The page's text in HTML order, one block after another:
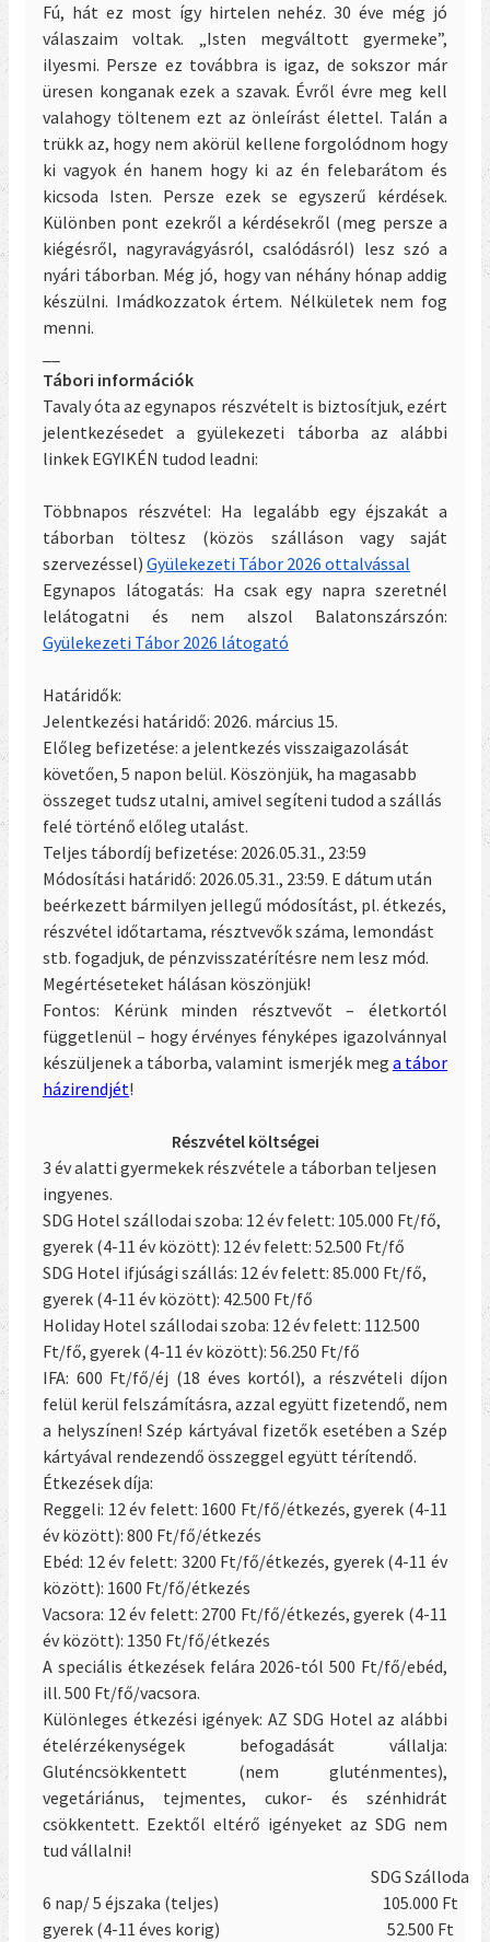
Fú, hát ez most így hirtelen nehéz. 30 éve még jó
válaszaim voltak. „Isten megváltott gyermeke”,
ilyesmi. Persze ez továbbra is igaz, de sokszor már
üresen konganak ezek a szavak. Évről évre meg kell
valahogy töltenem ezt az önleírást élettel. Talán a
trükk az, hogy nem akörül kellene forgolódnom hogy
ki vagyok én hanem hogy ki az én felebarátom és
kicsoda Isten. Persze ezek se egyszerű kérdések.
Különben pont ezekről a kérdésekről (meg persze a
kiégésről, nagyravágyásról, csalódásról) lesz szó a
nyári táborban. Még jó, hogy van néhány hónap addig
készülni. Imádkozzatok értem. Nélkületek nem fog
menni.
Tábori információk
Tavaly óta az egynapos részvételt is biztosítjuk, ezért
jelentkezésedet a gyülekezeti táborba az alábbi
linkek EGYIKÉN tudod leadni:
Többnapos részvétel: Ha legalább egy éjszakát a
táborban töltesz (közös szálláson vagy saját
szervezéssel) Gyülekezeti Tábor 2026 ottalvással
Egynapos látogatás: Ha csak egy napra szeretnél
lelátogatni és nem alszol Balatonszárszón:
Gyülekezeti Tábor 2026 látogató
Határidők:
Jelentkezési határidő: 2026. március 15.
Előleg befizetése: a jelentkezés visszaigazolását
követően, 5 napon belül. Köszönjük, ha magasabb
összeget tudsz utalni, amivel segíteni tudod a szállás
felé történő előleg utalást.
Teljes tábordíj befizetése: 2026.05.31., 23:59
Módosítási határidő: 2026.05.31., 23:59. E dátum után
beérkezett bármilyen jellegű módosítást, pl. étkezés,
részvétel időtartama, résztvevők száma, lemondást
stb. fogadjuk, de pénzvisszatérítésre nem lesz mód.
Megértéseteket hálásan köszönjük!
Fontos: Kérünk minden résztvevőt – életkortól
függetlenül – hogy érvényes fényképes igazolvánnyal
készüljenek a táborba, valamint ismerjék meg a tábor
házirendjét!
Részvétel költségei
3 év alatti gyermekek részvétele a táborban teljesen
ingyenes.
SDG Hotel szállodai szoba: 12 év felett: 105.000 Ft/fő,
gyerek (4-11 év között): 12 év felett: 52.500 Ft/fő
SDG Hotel ifjúsági szállás: 12 év felett: 85.000 Ft/fő,
gyerek (4-11 év között): 42.500 Ft/fő
Holiday Hotel szállodai szoba: 12 év felett: 112.500
Ft/fő, gyerek (4-11 év között): 56.250 Ft/fő
IFA: 600 Ft/fő/éj (18 éves kortól), a részvételi díjon
felül kerül felszámításra, azzal együtt fizetendő, nem
a helyszínen! Szép kártyával fizetők esetében a Szép
kártyával rendezendő összeggel együtt térítendő.
Étkezések díja:
Reggeli: 12 év felett: 1600 Ft/fő/étkezés, gyerek (4-11
év között): 800 Ft/fő/étkezés
Ebéd: 12 év felett: 3200 Ft/fő/étkezés, gyerek (4-11 év
között): 1600 Ft/fő/étkezés
Vacsora: 12 év felett: 2700 Ft/fő/étkezés, gyerek (4-11
év között): 1350 Ft/fő/étkezés
A speciális étkezések felára 2026-tól 500 Ft/fő/ebéd,
ill. 500 Ft/fő/vacsora.
Különleges étkezési igények: AZ SDG Hotel az alábbi
ételérzékenységek befogadását vállalja:
Gluténcsökkentett (nem gluténmentes),
vegetáriánus, tejmentes, cukor- és szénhidrát
csökkentett. Ezektől eltérő igényeket az SDG nem
tud vállalni!
SDG Szálloda
6 nap/ 5 éjszaka (teljes)
105.000 Ft
gyerek (4-11 éves korig) 52.500 Ft